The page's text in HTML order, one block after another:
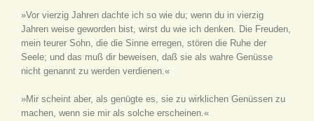
»Vor vierzig Jahren dachte ich so wie du; wenn du in vierzig
Jahren weise geworden bist, wirst du wie ich denken. Die Freuden,
mein teurer Sohn, die die Sinne erregen, stören die Ruhe der
Seele; und das muß dir beweisen, daß sie als wahre Genüsse
nicht genannt zu werden verdienen.«
»Mir scheint aber, als genügte es, sie zu wirklichen Genüssen zu
machen, wenn sie mir als solche erscheinen.«